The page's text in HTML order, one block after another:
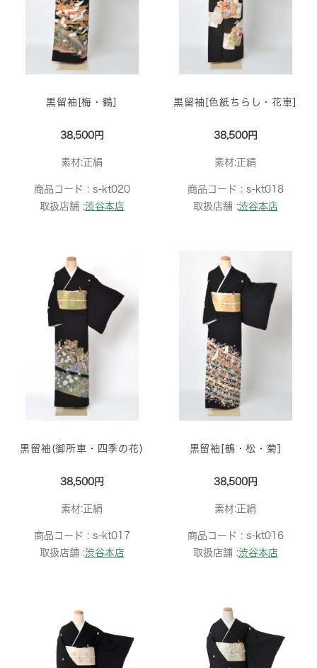
黒留袖[梅・鶴]
38,500円
素材:正絹
商品コード : s-kt020
取扱店舗 :渋谷本店
黒留袖[色紙ちらし・花車]
38,500円
素材:正絹
商品コード : s-kt018
取扱店舗 :渋谷本店
黒留袖(御所車・四季の花)
38,500円
素材:正絹
商品コード : s-kt017
取扱店舗 :渋谷本店
黒留袖[鶴・松・菊]
38,500円
素材:正絹
商品コード : s-kt016
取扱店舗 :渋谷本店